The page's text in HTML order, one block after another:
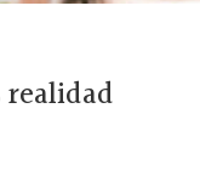
realidad